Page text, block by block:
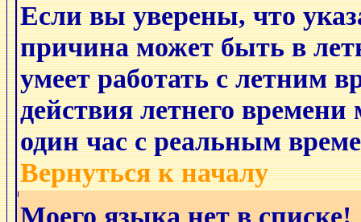
Если вы уверены, что
причина может быть в
умеет работать с летним
действия летнего
один час с реальным
Вернуться к началу
Моего языка нет в списке!